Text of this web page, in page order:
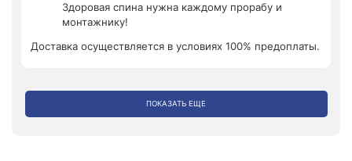
Здоровая спина нужна каждому прорабу и
монтажнику!
Доставка осуществляется в условиях 100% предоплаты.
ПОКАЗАТЬ ЕЩЕ